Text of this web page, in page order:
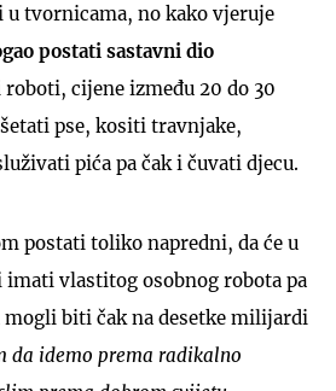
u tvornicama, no kako vjeruje
postati sastavni dio
cijene između 20 do 30
pse, kositi travnjake,
pića pa čak i čuvati djecu.
postati toliko napredni, da će u
vlastitog osobnog robota pa
biti čak na desetke milijardi
da idemo prema radikalno